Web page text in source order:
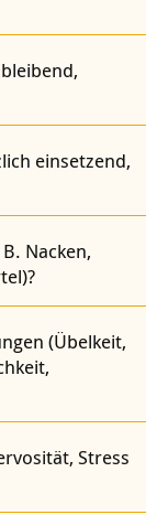
einsetzend,
Nacken,
(Übelkeit,
Stress